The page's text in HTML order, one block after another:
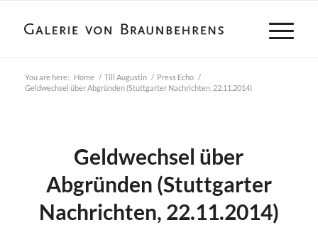
You are here: Home / Till Augustin / Press Echo /
Geldwechsel über Abgründen (Stuttgarter Nachrichten, 22.11.2014)
Geldwechsel über
Abgründen (Stuttgarter
Nachrichten, 22.11.2014)